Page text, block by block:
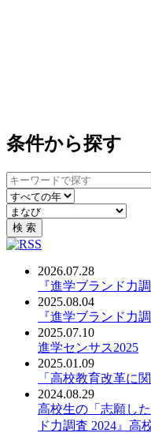
条件から探す
キ
ー
ワ
ー
ド
年
で
絞
り
カ
テ
ゴ
検 索
2026.07.28
PDF：
『進学ブランド力調
2025.08.04
PDF：
『進学ブランド力調
2025.07.10
PDF：
進学センサス2025
2025.01.09
PDF：
「高校教育改革に
2024.08.29
PDF：
高校生の「志願し
ド力調査 2024』高